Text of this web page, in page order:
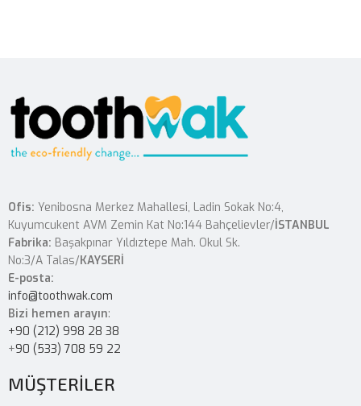
Ofis: Yenibosna Merkez Mahallesi, Ladin Sokak No:4,
Kuyumcukent AVM Zemin Kat No:144 Bahçelievler/İSTANBUL
Fabrika: Başakpınar Yıldıztepe Mah. Okul Sk.
No:3/A Talas/KAYSERİ
E-posta:
info@toothwak.com
Bizi hemen arayın:
+90 (212) 998 28 38
+90 (533) 708 59 22
MÜŞTERİLER